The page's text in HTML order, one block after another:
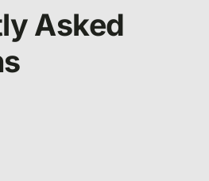
Asked